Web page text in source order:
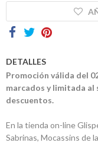
DETALLES
Promoción válida del
marcados y limitada
descuentos.
En la tienda on-line
Sabrinas, Mocassins de